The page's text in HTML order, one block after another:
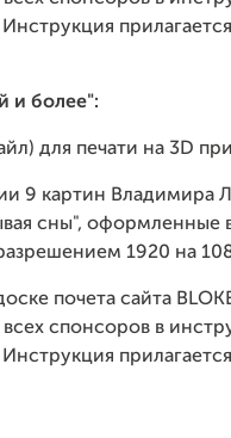
Инструкция
и более":
для печати на 3D
9 картин Владимира
сны", оформленные
1920 на
почета сайта
спонсоров в
Инструкция